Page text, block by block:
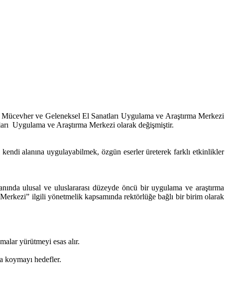
ve Geleneksel El Sanatları Uygulama ve Araştırma Merkezi
Uygulama ve Araştırma Merkezi olarak değişmiştir.
kendi alanına uygulayabilmek, özgün eserler üreterek farklı etkinlikler
ulusal ve uluslararası düzeyde öncü bir uygulama ve araştırma
ilgili yönetmelik kapsamında rektörlüğe bağlı bir birim olarak
yürütmeyi esas alır.
koymayı hedefler.